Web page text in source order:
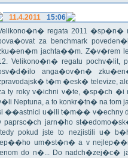
11.4.2011
15:06
regata 2011 �sp�n�
za benchmark
jachta��m. Z�v�rem
Velikono�n� regatu
anga�ov�n�
t�m �esk� televize,
ty roky v�ichni v�te, �sp�ch
Neptuna, a to konkr�tn� na tom
��astnici u�ili t�m�� v�echny
paprsc�ch jarn�ho
pokud jste to nezjistili u�
lep��ho um�st�n� a v
do n�... Do nadch�zej�c�